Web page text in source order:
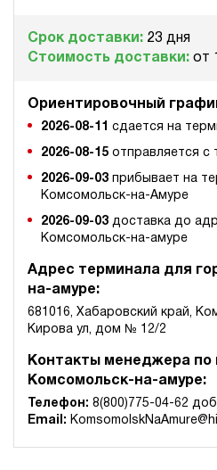
Срок доставки: 23 дня
Стоимость доставки: от
Ориентировочный
2026-08-11 сдается на
2026-08-15 отправляется с
2026-09-03 прибывает на
Комсомольск-на-Амуре
2026-09-03 доставка до
Комсомольск-на-амуре
Адрес терминала для
на-амуре:
681016, Хабаровский край,
Кирова ул, дом № 12/2
Контакты менеджера по
Комсомольск-на-амуре:
Телефон: 8(800)775-04-62
Email: